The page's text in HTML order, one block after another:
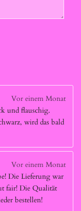
Vor einem Monat
und flauschig.
wird das bald
Vor einem Monat
Die Lieferung war
fair! Die Qualität
bestellen!